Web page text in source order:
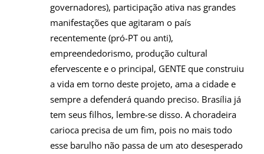
governadores), participação ativa nas grandes
manifestações que agitaram o país
recentemente (pró-PT ou anti),
empreendedorismo, produção cultural
efervescente e o principal, GENTE que construiu
a vida em torno deste projeto, ama a cidade e
sempre a defenderá quando preciso. Brasília já
tem seus filhos, lembre-se disso. A choradeira
carioca precisa de um fim, pois no mais todo
esse barulho não passa de um ato desesperado